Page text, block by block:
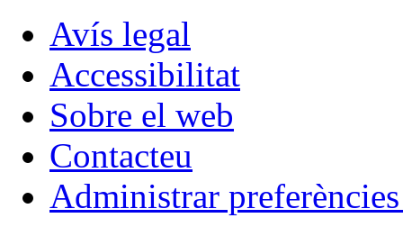
Avís legal
Accessibilitat
Sobre el web
Contacteu
Administrar